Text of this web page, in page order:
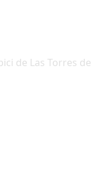
de Las Torres de